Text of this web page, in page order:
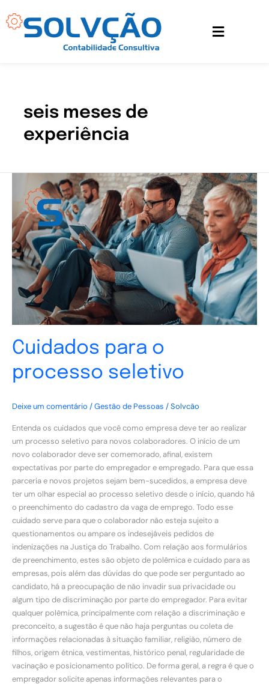
para
seis meses de
experiência
Cuidados para o
processo seletivo
Deixe um comentário /Gestão de Pessoas /Solvcão
Entenda os cuidados que você como empresa deve ter ao realizar
um processo seletivo para novos colaboradores. O início de um
novo colaborador deve ser comemorado, afinal, existem
expectativas por parte do empregador e empregado. Para que essa
parceria e novos projetos sejam bem-sucedidos, a empresa deve
ter um olhar especial ao processo seletivo desde o início, quando há
o preenchimento do cadastro da vaga de emprego. Todo esse
cuidado serve para que o colaborador não esteja sujeito a
questionamentos ou ampare os indesejáveis pedidos de
indenizações na Justiça do Trabalho. Com relação aos formulários
de preenchimento, estes são objeto de polêmica e cuidado para as
empresas, pois além das dúvidas do que pode ser perguntado ao
candidato, há a preocupação de não invadir sua privacidade ou
algum tipo de discriminação por parte do empregador. Para evitar
qualquer polêmica, principalmente com relação a discriminação e
preconceito, a sugestão é que não haja perguntas ou coleta de
informações relacionadas à situação familiar, religião, número de
filhos, origem étnica, vestimentas, histórico penal, regularidade de
vacinação e posicionamento político. De forma geral, a regra é que o
empregador solicite apenas informações relevantes para o
Cuidados
processo
seletivo